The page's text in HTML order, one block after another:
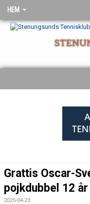
HEM
Grattis Oscar-
pojkdubbel 12 år
2025-04-23